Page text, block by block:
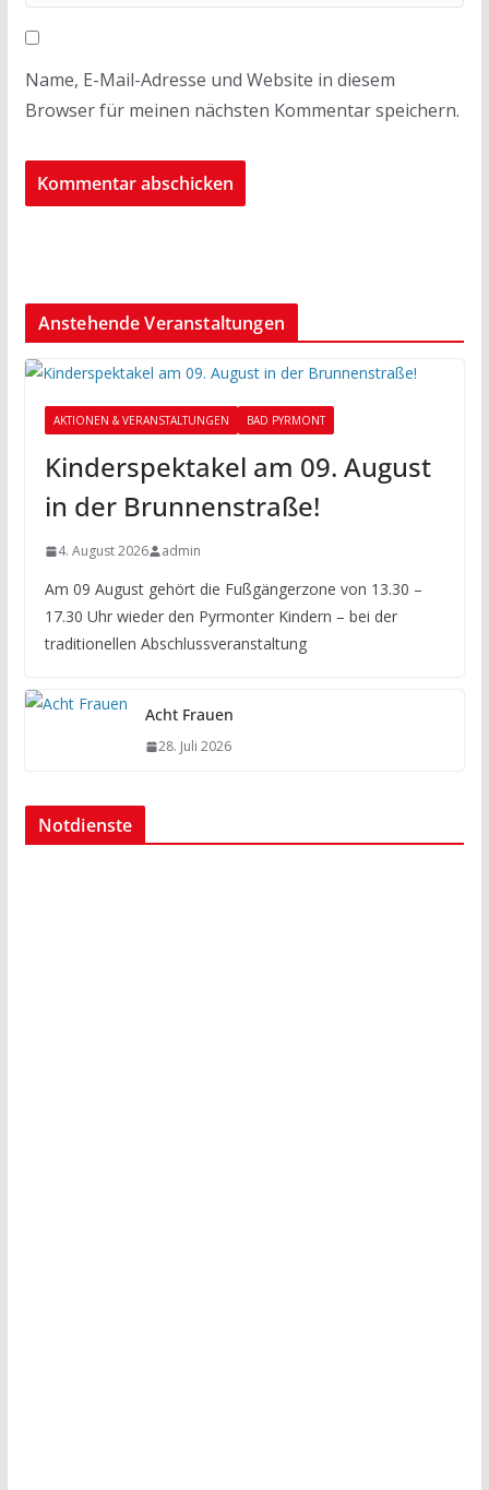
Name, E-Mail-Adresse und Website in diesem
Browser für meinen nächsten Kommentar speichern.
Anstehende Veranstaltungen
AKTIONEN & VERANSTALTUNGEN BAD PYRMONT
Kinderspektakel am 09. August
in der Brunnenstraße!
4. August 2026 admin
Am 09 August gehört die Fußgängerzone von 13.30 –
17.30 Uhr wieder den Pyrmonter Kindern – bei der
traditionellen Abschlussveranstaltung
Acht Frauen
28. Juli 2026
Notdienste